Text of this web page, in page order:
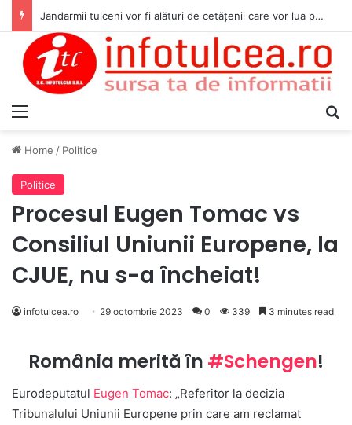
Jandarmii tulceni vor fi alături de cetățenii care vor lua parte la Festivalul Folk Țestos
Home / Politice
Politice
Procesul Eugen Tomac vs
Consiliul Uniunii Europene, la
CJUE, nu s-a încheiat!
infotulcea.ro 29 octombrie 2023 0 339 3 minutes read
România merită în #Schengen!
Eurodeputatul Eugen Tomac: „Referitor la decizia
Tribunalului Uniunii Europene prin care am reclamat